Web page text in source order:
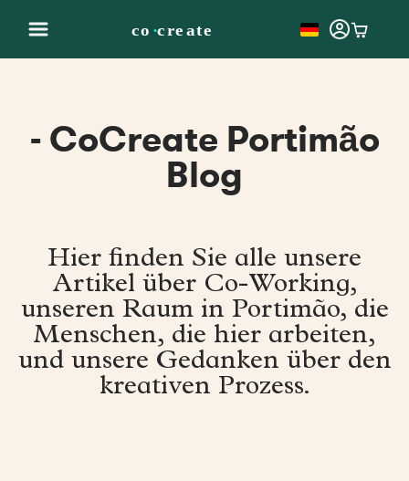
- CoCreate Portimão
Blog
Hier finden Sie alle unsere
Artikel über Co-Working,
unseren Raum in Portimão, die
Menschen, die hier arbeiten,
und unsere Gedanken über den
kreativen Prozess.